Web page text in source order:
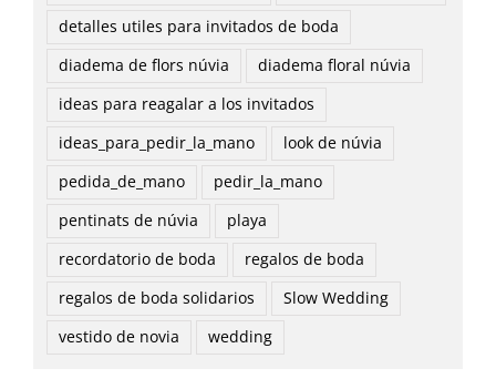
detalles utiles para invitados de boda
diadema de flors núvia
diadema floral núvia
ideas para reagalar a los invitados
ideas_para_pedir_la_mano
look de núvia
pedida_de_mano
pedir_la_mano
pentinats de núvia
playa
recordatorio de boda
regalos de boda
regalos de boda solidarios
Slow Wedding
vestido de novia
wedding